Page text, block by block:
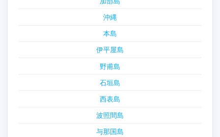
沖縄
本島
伊平屋島
野甫島
石垣島
西表島
波照間島
与那国島